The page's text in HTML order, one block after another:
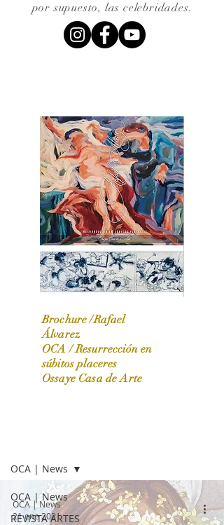
por supuesto, las celebridades.
OCA|News 31 / Marzo-Abril / 2024
Brochure /Rafael
Álvarez
OCA /Resurrección en
súbitos placeres
Ossaye Casa de Arte
OCA | News
REVISTA ARTES
OCA | News
OCA | News
21 ene 2021